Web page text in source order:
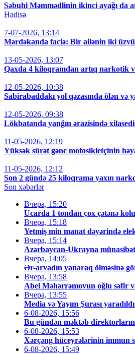
Səbuhi Məmmədlinin ikinci ayağı da
Hadisə
7-07-2026, 13:14
Mərdəkanda faciə: Bir ailənin iki üzvü
13-05-2026, 13:07
Qaxda 4 kiloqramdan artıq narkotik
12-05-2026, 10:38
Sabirabaddakı yol qəzasında ölən
12-05-2026, 09:38
Lökbatanda yanğın ərazisində
11-05-2026, 12:19
Yüksək sürət gənc motosikletçinin
11-05-2026, 12:12
Son 2 gündə 25 kiloqrama yaxın
Son xəbərlər
Вчера, 15:20
Ucarda 1 tondan çox çətənə
Вчера, 15:18
Yetmiş min manat dəyərində
Вчера, 15:14
Azərbaycan-Ukrayna
Вчера, 14:05
Ər-arvadın yanaraq ölməsinə
Вчера, 13:58
Abel Məhərrəmovun oğlu səfir
Вчера, 13:55
Media və Yayım Şurası
6-08-2026, 15:56
Bu gündən məktəb
6-08-2026, 15:53
Xərçəng hüceyrələrinin immun
6-08-2026, 15:49